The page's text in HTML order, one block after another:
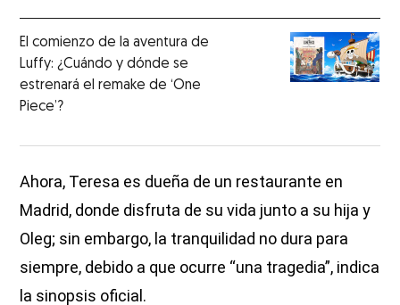
El comienzo de la aventura de
Luffy: ¿Cuándo y dónde se
estrenará el remake de ‘One
Piece’?
Ahora, Teresa es dueña de un restaurante en
Madrid, donde disfruta de su vida junto a su hija y
Oleg; sin embargo, la tranquilidad no dura para
siempre, debido a que ocurre “una tragedia”, indica
la sinopsis oficial.